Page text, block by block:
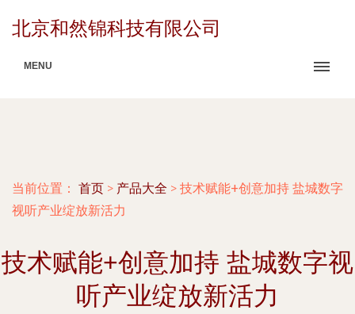
北京和然锦科技有限公司
MENU
当前位置： 首页 > 产品大全 > 技术赋能+创意加持 盐城数字
视听产业绽放新活力
技术赋能+创意加持 盐城数字视
听产业绽放新活力